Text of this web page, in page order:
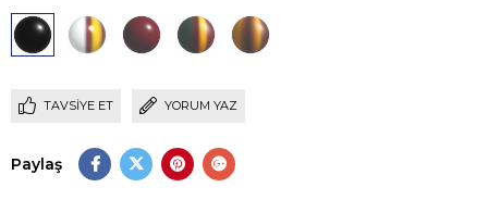
TAVSIYE ET YORUM YAZ
Paylaş